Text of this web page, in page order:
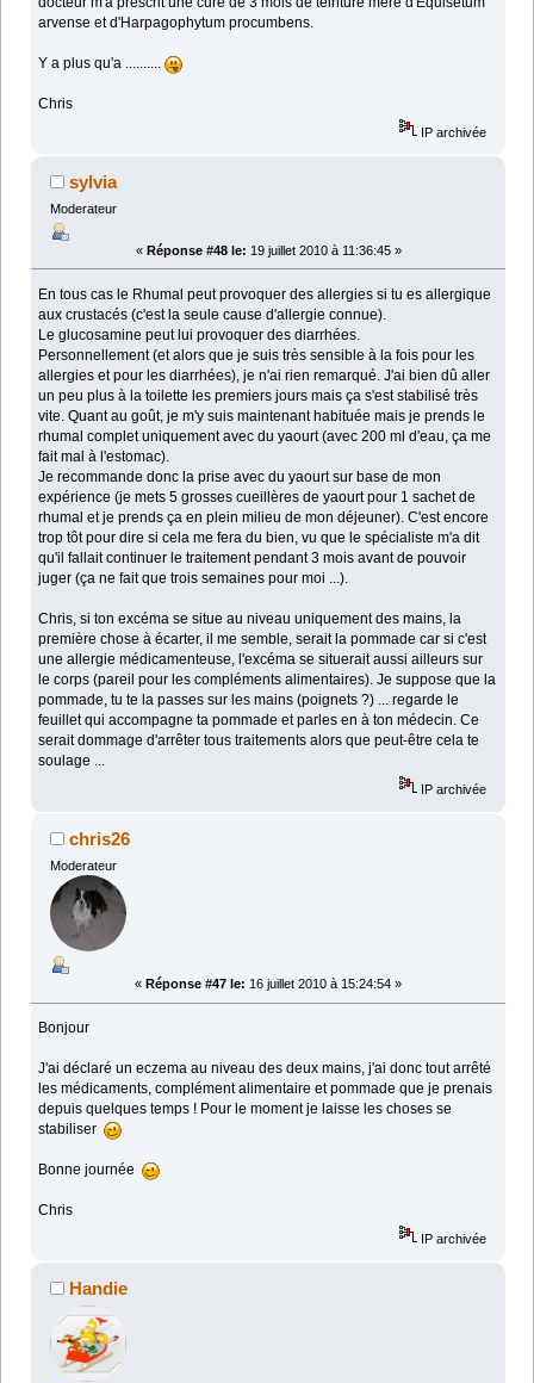
arvense et d'Harpagophytum procumbens.
Y a plus qu'a ..........
Chris
IP archivée
sylvia
Moderateur
« Réponse #48 le: 19 juillet 2010 à 11:36:45 »
En tous cas le Rhumal peut provoquer des allergies si tu es allergique
aux crustacés (c'est la seule cause d'allergie connue).
Le glucosamine peut lui provoquer des diarrhées.
Personnellement (et alors que je suis très sensible à la fois pour les
allergies et pour les diarrhées), je n'ai rien remarqué. J'ai bien dû aller
un peu plus à la toilette les premiers jours mais ça s'est stabilisé très
vite. Quant au goût, je m'y suis maintenant habituée mais je prends le
rhumal complet uniquement avec du yaourt (avec 200 ml d'eau, ça me
fait mal à l'estomac).
Je recommande donc la prise avec du yaourt sur base de mon
expérience (je mets 5 grosses cueillères de yaourt pour 1 sachet de
rhumal et je prends ça en plein milieu de mon déjeuner). C'est encore
trop tôt pour dire si cela me fera du bien, vu que le spécialiste m'a dit
qu'il fallait continuer le traitement pendant 3 mois avant de pouvoir
juger (ça ne fait que trois semaines pour moi ...).
Chris, si ton excéma se situe au niveau uniquement des mains, la
première chose à écarter, il me semble, serait la pommade car si c'est
une allergie médicamenteuse, l'excéma se situerait aussi ailleurs sur
le corps (pareil pour les compléments alimentaires). Je suppose que la
pommade, tu te la passes sur les mains (poignets ?) ... regarde le
feuillet qui accompagne ta pommade et parles en à ton médecin. Ce
serait dommage d'arrêter tous traitements alors que peut-être cela te
soulage ...
IP archivée
chris26
Moderateur
« Réponse #47 le: 16 juillet 2010 à 15:24:54 »
Bonjour
J'ai déclaré un eczema au niveau des deux mains, j'ai donc tout arrêté
les médicaments, complément alimentaire et pommade que je prenais
depuis quelques temps ! Pour le moment je laisse les choses se
stabiliser
Bonne journée
Chris
IP archivée
Handie